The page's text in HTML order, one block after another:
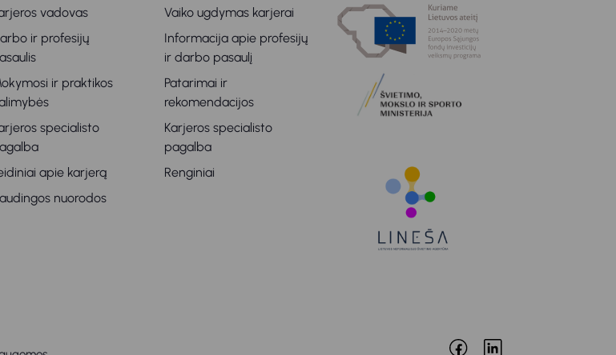
vadovas
ir profesijų
ir praktikos
specialisto
apie karjerą
nuorodos
Vaiko ugdymas karjerai
Informacija apie profesijų
ir darbo pasaulį
Patarimai ir
rekomendacijos
Karjeros specialisto
pagalba
Renginiai